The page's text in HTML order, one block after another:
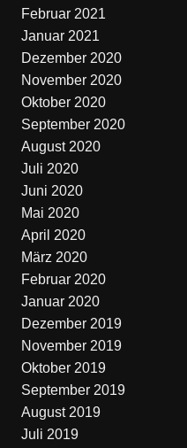
Februar 2021
Januar 2021
Dezember 2020
November 2020
Oktober 2020
September 2020
August 2020
Juli 2020
Juni 2020
Mai 2020
April 2020
März 2020
Februar 2020
Januar 2020
Dezember 2019
November 2019
Oktober 2019
September 2019
August 2019
Juli 2019